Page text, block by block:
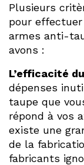
Plusieurs
pour
armes anti-
avons :
L’efficacité
dépenses
taupe que
répond à vos
existe une
de la
fabricants